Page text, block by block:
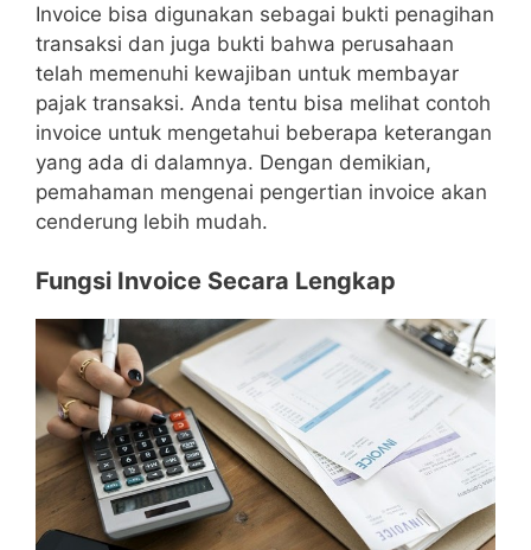
Invoice bisa digunakan sebagai bukti penagihan
transaksi dan juga bukti bahwa perusahaan
telah memenuhi kewajiban untuk membayar
pajak transaksi. Anda tentu bisa melihat contoh
invoice untuk mengetahui beberapa keterangan
yang ada di dalamnya. Dengan demikian,
pemahaman mengenai pengertian invoice akan
cenderung lebih mudah.
Fungsi Invoice Secara Lengkap